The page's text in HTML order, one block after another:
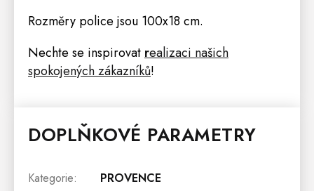
Rozměry police jsou 100x18 cm.
Nechte se inspirovat realizaci našich
spokojených zákazníků!
DOPLŇKOVÉ PARAMETRY
Kategorie:
PROVENCE